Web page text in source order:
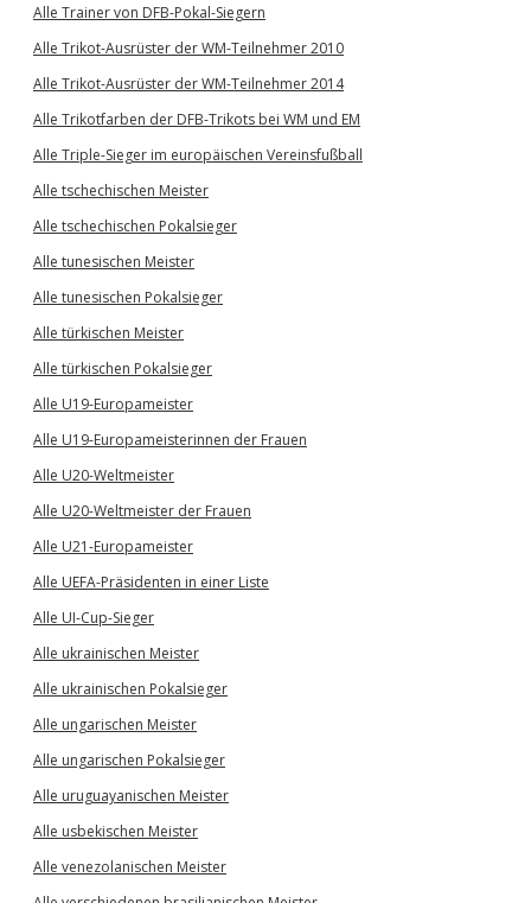
Alle Trainer von DFB-Pokal-Siegern
Alle Trikot-Ausrüster der WM-Teilnehmer 2010
Alle Trikot-Ausrüster der WM-Teilnehmer 2014
Alle Trikotfarben der DFB-Trikots bei WM und EM
Alle Triple-Sieger im europäischen Vereinsfußball
Alle tschechischen Meister
Alle tschechischen Pokalsieger
Alle tunesischen Meister
Alle tunesischen Pokalsieger
Alle türkischen Meister
Alle türkischen Pokalsieger
Alle U19-Europameister
Alle U19-Europameisterinnen der Frauen
Alle U20-Weltmeister
Alle U20-Weltmeister der Frauen
Alle U21-Europameister
Alle UEFA-Präsidenten in einer Liste
Alle UI-Cup-Sieger
Alle ukrainischen Meister
Alle ukrainischen Pokalsieger
Alle ungarischen Meister
Alle ungarischen Pokalsieger
Alle uruguayanischen Meister
Alle usbekischen Meister
Alle venezolanischen Meister